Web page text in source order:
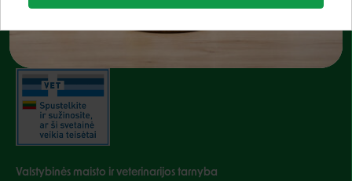
Apie mus Slapukų politika
Valstybinės maisto ir veterinarijos tarnyba
Negalite prisijungti prie paskyros?